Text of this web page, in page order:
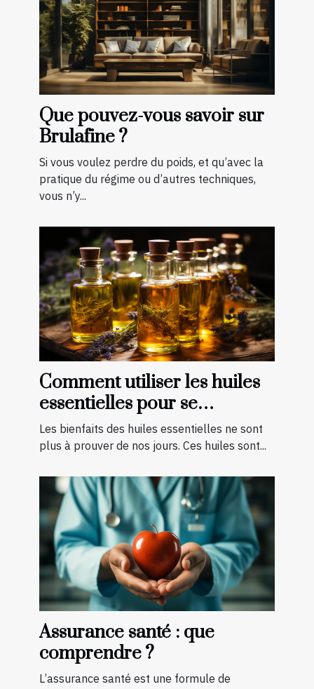
Que pouvez-vous savoir sur
Brulafine ?
Si vous voulez perdre du poids, et qu’avec la
pratique du régime ou d’autres techniques,
vous n’y...
Comment utiliser les huiles
essentielles pour se
soigner ?
Les bienfaits des huiles essentielles ne sont
plus à prouver de nos jours. Ces huiles sont...
Assurance santé : que
comprendre ?
L’assurance santé est une formule de